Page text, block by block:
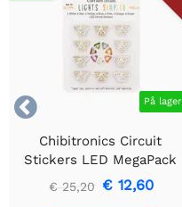
 På lager
Chibitronics Circuit
Stickers LED MegaPack
(30 stickers) - Rød, Gul,
Blå, Pink, Orange, Grøn og
€ 25,20 € 12,60